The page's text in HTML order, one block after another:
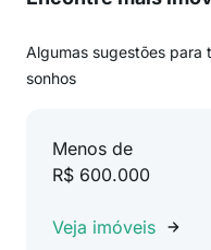
Algumas sugestões para
sonhos
Menos de
R$ 600.000
Veja imóveis